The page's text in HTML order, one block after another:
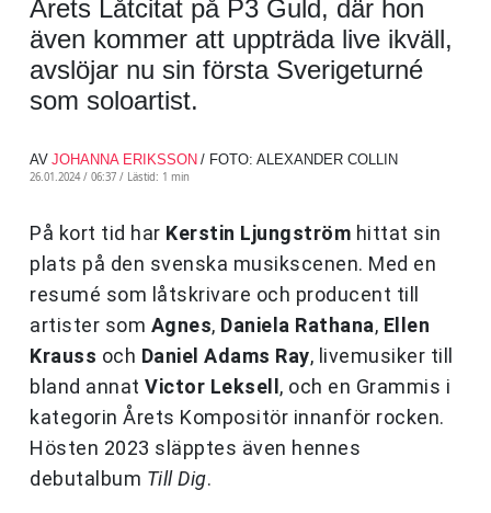
Årets Låtcitat på P3 Guld, där hon
även kommer att uppträda live ikväll,
avslöjar nu sin första Sverigeturné
som soloartist.
AV JOHANNA ERIKSSON / FOTO: ALEXANDER COLLIN
26.01.2024 / 06:37 / Lästid: 1 min
På kort tid har Kerstin Ljungström hittat sin
plats på den svenska musikscenen. Med en
resumé som låtskrivare och producent till
artister som Agnes, Daniela Rathana, Ellen
Krauss och Daniel Adams Ray, livemusiker till
bland annat Victor Leksell , och en Grammis i
kategorin Årets Kompositör innanför rocken.
Hösten 2023 släpptes även hennes
debutalbum Till Dig.